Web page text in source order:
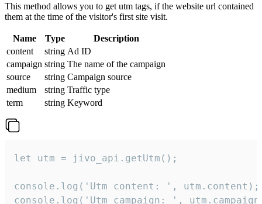
This method allows you to get utm tags, if the website url contained
them at the time of the visitor's first site visit.
Name Type
Description
content
string Ad ID
campaign string The name of the campaign
source
string Campaign source
medium
string Traffic type
term
string Keyword
let utm = jivo_api.getUtm();
console.log('Utm content: ', utm.content);
console.log('Utm campaign: ',